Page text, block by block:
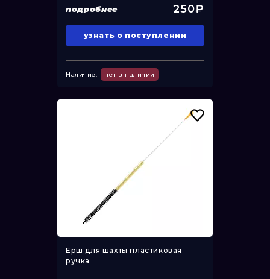
подробнее 250₽
узнать о поступлении
Наличие: нет в наличии
Ерш для шахты пластиковая
ручка